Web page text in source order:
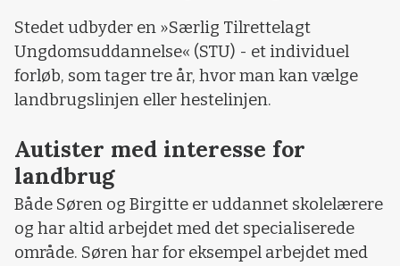
Stedet udbyder en »Særlig Tilrettelagt
Ungdomsuddannelse« (STU) - et individuel
forløb, som tager tre år, hvor man kan vælge
landbrugslinjen eller hestelinjen.
Autister med interesse for
landbrug
Både Søren og Birgitte er uddannet skolelærere
og har altid arbejdet med det specialiserede
område. Søren har for eksempel arbejdet med